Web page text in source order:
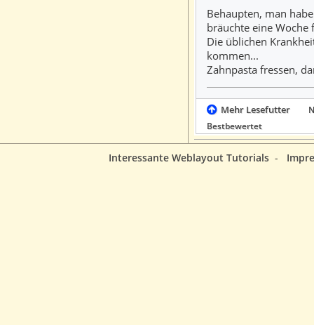
Behaupten, man
bräuchte eine
Die üblichen
kommen...
Zahnpasta fressen,
Mehr Lesefutter
Bestbewertet
Interessante Weblayout Tutorials -